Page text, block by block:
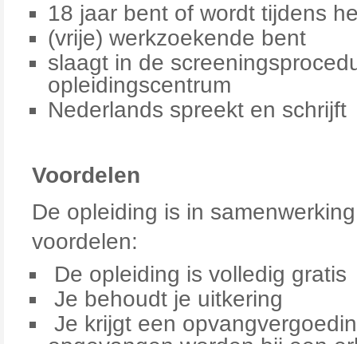
18 jaar bent of wordt tijdens
(vrije) werkzoekende bent
slaagt in de
opleidingscentrum
Nederlands spreekt en schrijft
Voordelen
De opleiding is in
voordelen:
De opleiding is volledig gratis
Je behoudt je uitkering
Je krijgt een